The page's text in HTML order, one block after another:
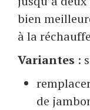
bien
à la
Variantes :
de